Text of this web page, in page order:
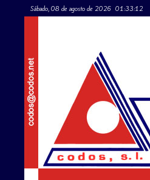
Sábado, 08 de agosto de 2026 01:33:12